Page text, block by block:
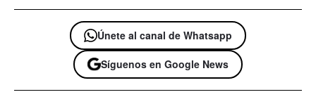
Únete al canal de Whatsapp
Síguenos en Google News